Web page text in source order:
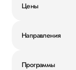
Цены
Направления
Программы